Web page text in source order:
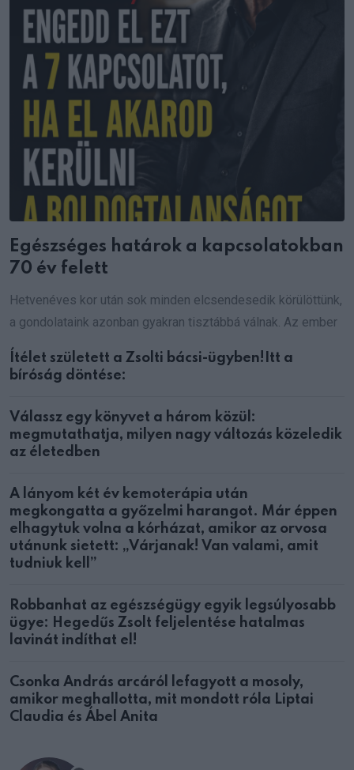
Egészséges határok a kapcsolatokban
70 év felett
Hetvenéves kor után sok minden elcsendesedik körülöttünk,
a gondolataink azonban gyakran tisztábbá válnak. Az ember
Ítélet született a Zsolti bácsi-ügyben!Itt a
bíróság döntése:
Válassz egy könyvet a három közül:
megmutathatja, milyen nagy változás közeledik
az életedben
A lányom két év kemoterápia után
megkongatta a győzelmi harangot. Már éppen
elhagytuk volna a kórházat, amikor az orvosa
utánunk sietett: „Várjanak! Van valami, amit
tudniuk kell”
Robbanhat az egészségügy egyik legsúlyosabb
ügye: Hegedűs Zsolt feljelentése hatalmas
lavinát indíthat el!
Csonka András arcáról lefagyott a mosoly,
amikor meghallotta, mit mondott róla Liptai
Claudia és Ábel Anita